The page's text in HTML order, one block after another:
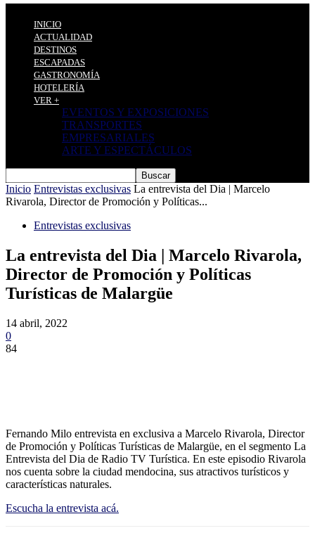
INICIO
ACTUALIDAD
DESTINOS
ESCAPADAS
GASTRONOMÍA
HOTELERÍA
VER +
EVENTOS Y EXPOSICIONES
TRANSPORTES
EMPRESARIALES
ARTE Y ESPECTÁCULOS
Inicio Entrevistas exclusivas La entrevista del Dia | Marcelo
Rivarola, Director de Promoción y Políticas...
Entrevistas exclusivas
La entrevista del Dia | Marcelo Rivarola,
Director de Promoción y Políticas
Turísticas de Malargüe
14 abril, 2022
0
84
Fernando Milo entrevista en exclusiva a Marcelo Rivarola, Director
de Promoción y Políticas Turísticas de Malargüe, en el segmento La
Entrevista del Dia de Radio TV Turística. En este episodio Rivarola
nos cuenta sobre la ciudad mendocina, sus atractivos turísticos y
características naturales.
Escucha la entrevista acá.